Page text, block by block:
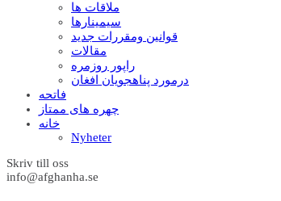
ملاقات ها
سيمينارها
قوانين ومقررات جديد
مقالات
راپور روزمره
درمورد پناهجويان افغان
فاتحه
چهره های ممتاز
خانه
Nyheter
Skriv till oss
info@afghanha.se